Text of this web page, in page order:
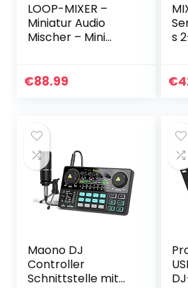
LOOP-MIXER –
Miniatur Audio
Mischer – Mini
Kanälen (5 x
€88.99
s
€
Maono DJ
Controller
Schnittstelle mit